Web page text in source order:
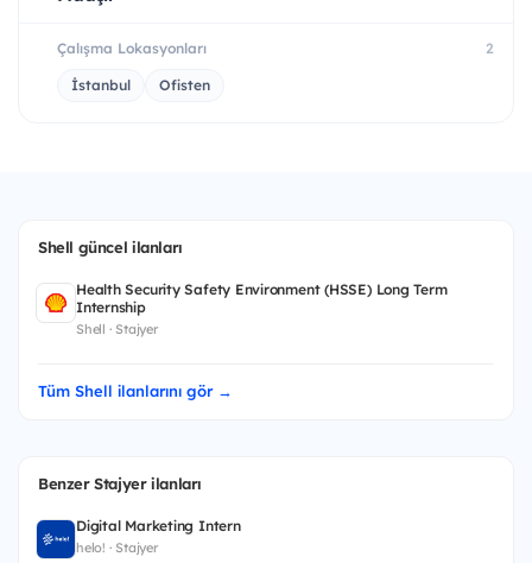
Çalışma Lokasyonları 2
İstanbul Ofisten
Shell güncel ilanları
Health Security Safety Environment (HSSE) Long Term
Internship
Shell · Stajyer
Tüm Shell ilanlarını gör →
Benzer Stajyer ilanları
Digital Marketing Intern
helo! · Stajyer